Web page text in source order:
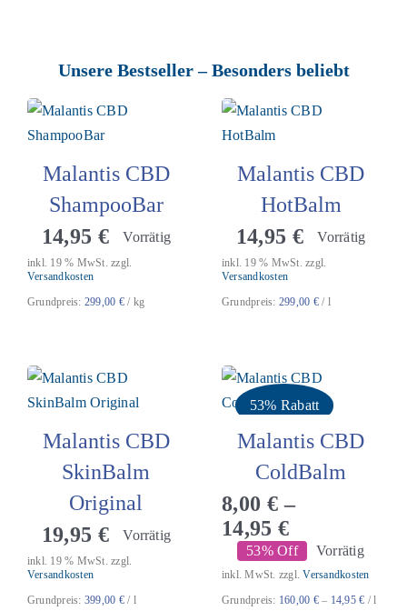
Unsere Bestseller – Besonders beliebt
Malantis CBD
ShampooBar
14,95 € Vorrätig
inkl. 19 % MwSt. zzgl.
Versandkosten
Grundpreis: 299,00 €/ kg
Malantis CBD
HotBalm
14,95 € Vorrätig
inkl. 19 % MwSt. zzgl.
Versandkosten
Grundpreis: 299,00 €/ l
Malantis CBD
SkinBalm
Original
19,95 € Vorrätig
inkl. 19 % MwSt. zzgl.
Versandkosten
Grundpreis: 399,00 €/ l
53% Rabatt
Malantis CBD
ColdBalm
8,00 € –
14,95€
53% Off Vorrätig
inkl. MwSt. zzgl.Versandkosten
Grundpreis: 160,00 €– 14,95€ /l